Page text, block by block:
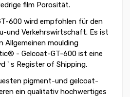
film Porosität.
600 wird empfohlen für den
und Verkehrswirtschaft. Es ist
Allgemeinen moulding
- Gelcoat-GT-600 ist eine
' s Register of Shipping.
pigment-und gelcoat-
ein qualitativ hochwertiges